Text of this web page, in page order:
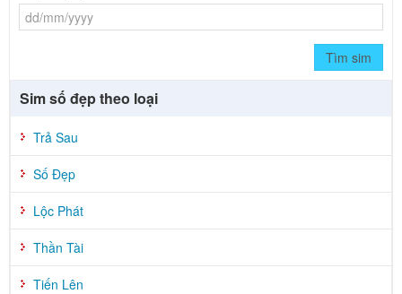
Tìm sim
Sim số đẹp theo loại
Trả Sau
Số Đẹp
Lộc Phát
Thần Tài
Tiến Lên